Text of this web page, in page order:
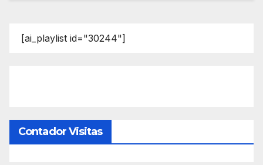
[ai_playlist id="30244"]
Contador Visitas